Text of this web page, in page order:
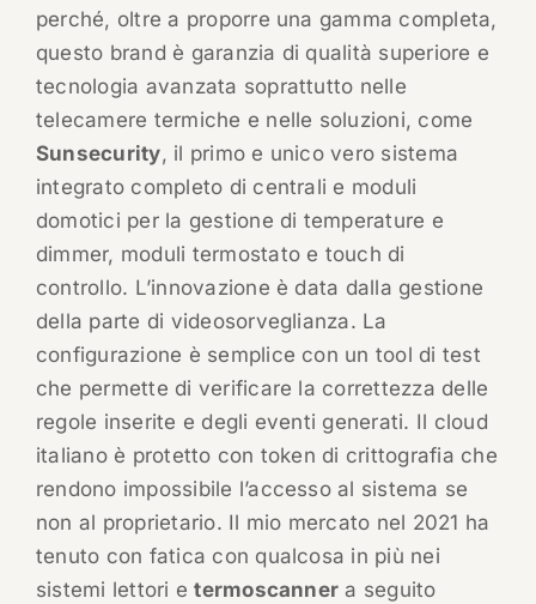
perché, oltre a proporre una gamma completa,
questo brand è garanzia di qualità superiore e
tecnologia avanzata soprattutto nelle
telecamere termiche e nelle soluzioni, come
Sunsecurity, il primo e unico vero sistema
integrato completo di centrali e moduli
domotici per la gestione di temperature e
dimmer, moduli termostato e touch di
controllo. L’innovazione è data dalla gestione
della parte di videosorveglianza. La
configurazione è semplice con un tool di test
che permette di verificare la correttezza delle
regole inserite e degli eventi generati. Il cloud
italiano è protetto con token di crittografia che
rendono impossibile l’accesso al sistema se
non al proprietario. Il mio mercato nel 2021 ha
tenuto con fatica con qualcosa in più nei
sistemi lettori etermoscanner a seguito